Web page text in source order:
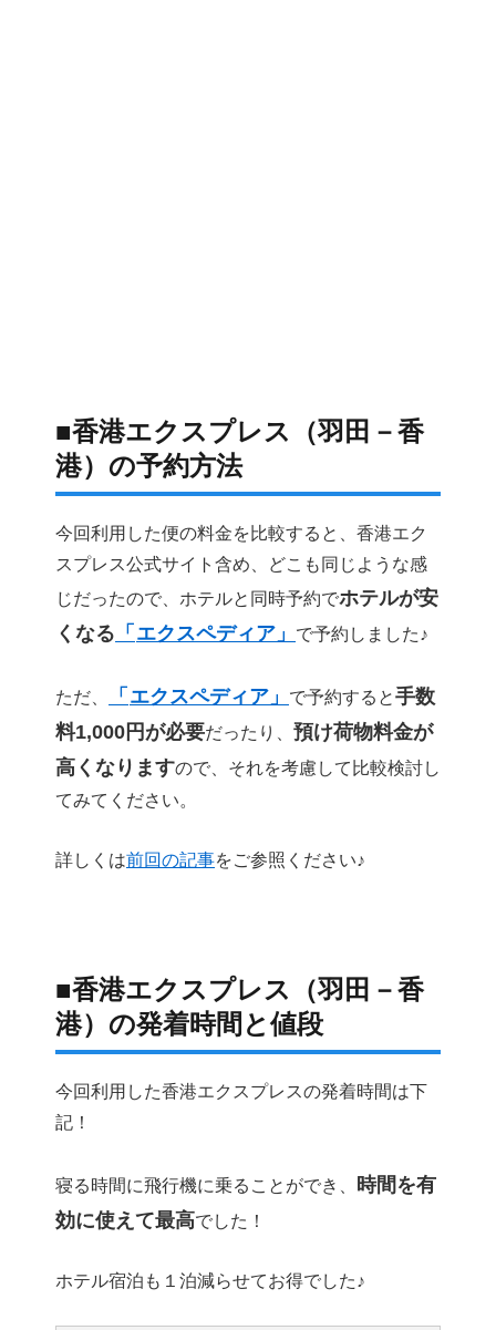
■香港エクスプレス（羽田－香
港）の予約方法
今回利用した便の料金を比較すると、香港エク
スプレス公式サイト含め、どこも同じような感
じだったので、ホテルと同時予約でホテルが安
くなる 「 エクスペディア」 で予約しました♪
ただ、 「 エクスペディア」 で予約すると手数
料1,000円が必要だったり、 預け荷物料金が
高くなりますので、それを考慮して比較検討し
てみてください。
詳しくは前回の記事をご参照ください♪
■香港エクスプレス（羽田－香
港）の発着時間と値段
今回利用した香港エクスプレスの発着時間は下
記！
寝る時間に飛行機に乗ることができ、
時間を有
効に使えて最高でした！
ホテル宿泊も１泊減らせてお得でした♪